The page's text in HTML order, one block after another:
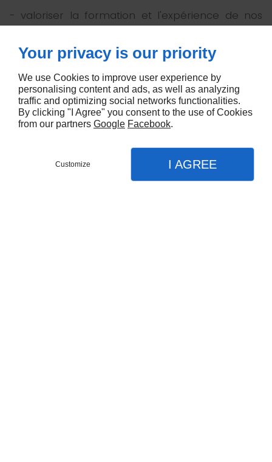
- valoriser la formation et l'expérience de nos
équipes.
ALLO GOUTTIERES, c'est avant tout des hommes et
des femmes qui sont là pour vous accompagner
et vous apporter leur expertise dans la
réalisation de vos travaux (pose de gouttières et
descentes aluminium blanc, couleur, cuivre, zinc,
frises décoratives...) ou toutes installations visant
à améliorer votre qualité de vie (récupérateurs
Your privacy is our priority
We use Cookies to improve user experience by
personalising content and ads, as well as analyzing
traffic and optimizing social networks functionalities.
By clicking "I Agree" you consent to the use of Cookies
from our partners Google Facebook.
Customize I AGREE